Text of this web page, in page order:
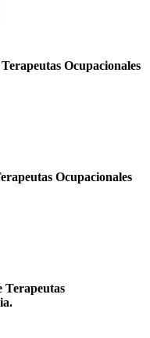
Ocupacionales
Ocupacionales
Terapeutas